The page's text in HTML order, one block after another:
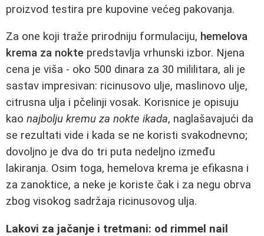
proizvod testira pre kupovine većeg pakovanja.
Za one koji traže prirodniju formulaciju, hemelova
krema za nokte predstavlja vrhunski izbor. Njena
cena je viša - oko 500 dinara za 30 mililitara, ali je
sastav impresivan: ricinusovo ulje, maslinovo ulje,
citrusna ulja i pčelinji vosak. Korisnice je opisuju
kao najbolju kremu za nokte ikada, naglašavajući da
se rezultati vide i kada se ne koristi svakodnevno;
dovoljno je dva do tri puta nedeljno između
lakiranja. Osim toga, hemelova krema je efikasna i
za zanoktice, a neke je koriste čak i za negu obrva
zbog visokog sadržaja ricinusovog ulja.
Lakovi za jačanje i tretmani: od rimmel nail